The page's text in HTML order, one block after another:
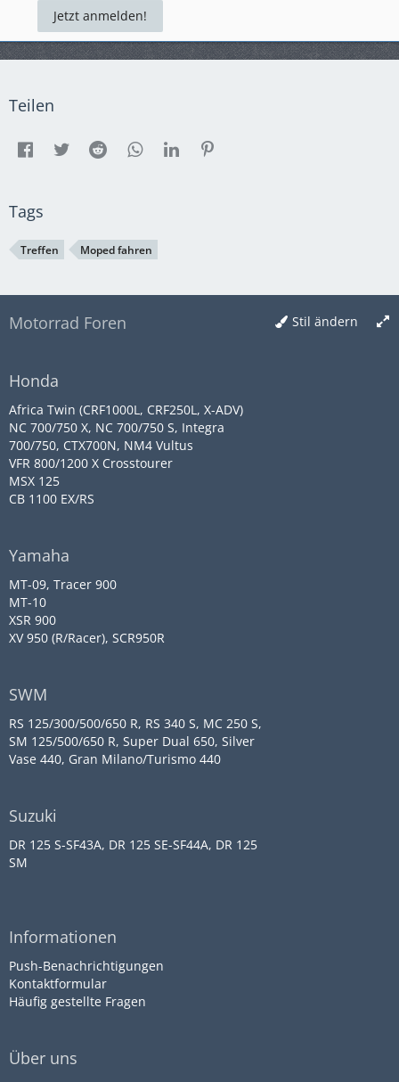
Jetzt anmelden!
Teilen
Tags
Treffen Moped fahren
Stil ändern
Motorrad Foren
Honda
Africa Twin (CRF1000L, CRF250L, X-ADV)
NC 700/750 X, NC 700/750 S, Integra
700/750, CTX700N, NM4 Vultus
VFR 800/1200 X Crosstourer
MSX 125
CB 1100 EX/RS
Yamaha
MT-09, Tracer 900
MT-10
XSR 900
XV 950 (R/Racer), SCR950R
SWM
RS 125/300/500/650 R, RS 340 S, MC 250 S,
SM 125/500/650 R, Super Dual 650, Silver
Vase 440, Gran Milano/Turismo 440
Suzuki
DR 125 S-SF43A, DR 125 SE-SF44A, DR 125
SM
Informationen
Push-Benachrichtigungen
Kontaktformular
Häufig gestellte Fragen
Über uns